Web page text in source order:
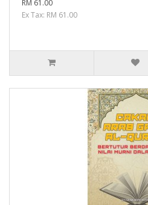
RM 61.00
Ex Tax: RM 61.00